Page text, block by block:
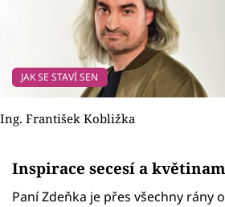
JAK SE STAVÍ SEN
Ing. František Kobližka
Inspirace secesí a
Paní Zdeňka je přes všechny rány